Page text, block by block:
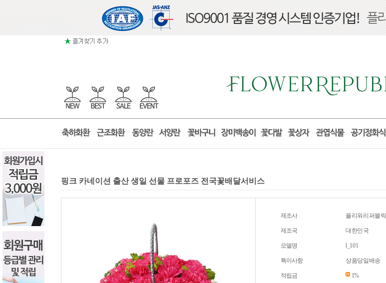
핑크 카네이션 출산 생일 선물 프로포즈 전국꽃배달서비스
제조사 플리워리퍼블릭
제조국 대한민국
모델명 l_101
특이사항 상품당일배송
적립금 1%